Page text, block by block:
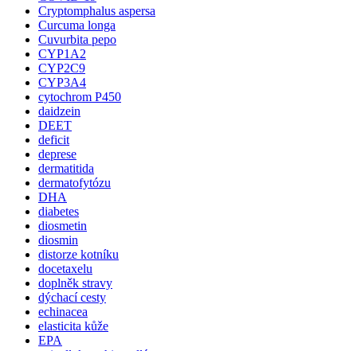
Cryptomphalus aspersa
Curcuma longa
Cuvurbita pepo
CYP1A2
CYP2C9
CYP3A4
cytochrom P450
daidzein
DEET
deficit
deprese
dermatitida
dermatofytózu
DHA
diabetes
diosmetin
diosmin
distorze kotníku
docetaxelu
doplněk stravy
dýchací cesty
echinacea
elasticita kůže
EPA